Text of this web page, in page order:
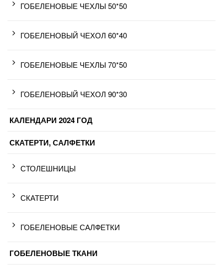
ГОБЕЛЕНОВЫЕ ЧЕХЛЫ 50*50
ГОБЕЛЕНОВЫЙ ЧЕХОЛ 60*40
ГОБЕЛЕНОВЫЕ ЧЕХЛЫ 70*50
ГОБЕЛЕНОВЫЙ ЧЕХОЛ 90*30
КАЛЕНДАРИ 2024 ГОД
СКАТЕРТИ, САЛФЕТКИ
СТОЛЕШНИЦЫ
СКАТЕРТИ
ГОБЕЛЕНОВЫЕ САЛФЕТКИ
ГОБЕЛЕНОВЫЕ ТКАНИ